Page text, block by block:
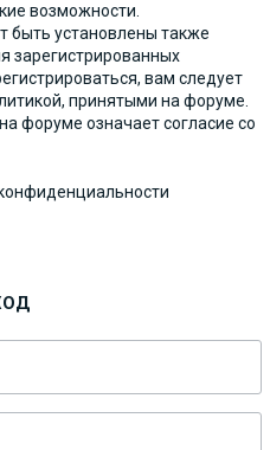
возможности.
быть установлены также
зарегистрированных
вам следует
принятыми на форуме.
форуме означает согласие со